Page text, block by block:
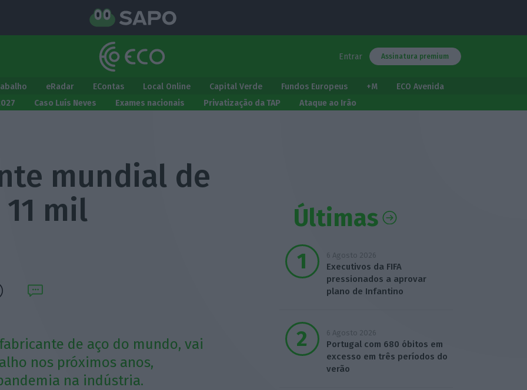
Entrar Assinatura premium
eRadar EContas Local Online Capital Verde Fundos Europeus +M
ECO Avenida
Caso Luís Neves Exames nacionais Privatização da TAP Ataque ao Irão
mundial de
mil
de aço do mundo, vai
nos próximos anos,
na indústria.
Últimas
6 Agosto 2026
Executivos da FIFA
pressionados a aprovar
plano de Infantino
6 Agosto 2026
Portugal com 680 óbitos em
excesso em três períodos do
verão